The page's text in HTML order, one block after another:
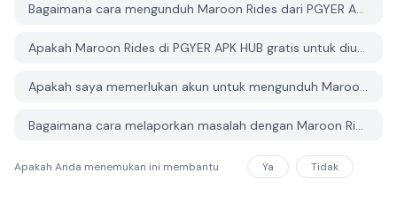
Bagaimana cara mengunduh Maroon Rides dari PGYER APK HUB?
Apakah Maroon Rides di PGYER APK HUB gratis untuk diunduh?
Apakah saya memerlukan akun untuk mengunduh Maroon Rides dari PGYER APK HUB?
Bagaimana cara melaporkan masalah dengan Maroon Rides di PGYER APK HUB?
Apakah Anda menemukan ini membantu Ya Tidak